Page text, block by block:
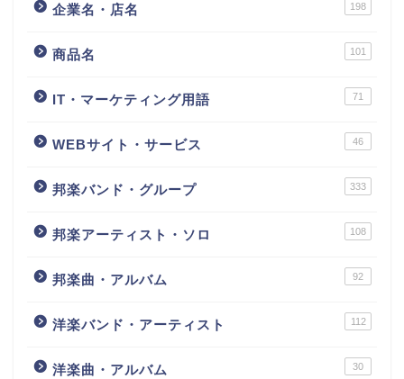
企業名・店名 198
商品名 101
IT・マーケティング用語 71
WEBサイト・サービス 46
邦楽バンド・グループ 333
邦楽アーティスト・ソロ 108
邦楽曲・アルバム 92
洋楽バンド・アーティスト 112
洋楽曲・アルバム 30